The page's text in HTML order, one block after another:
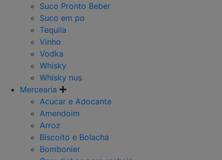
Suco Pronto Beber
Suco em po
Tequila
Vinho
Vodka
Whisky
Whisky nus
Mercearia
Acucar e Adocante
Amendoim
Arroz
Biscoito e Bolacha
Bombonier